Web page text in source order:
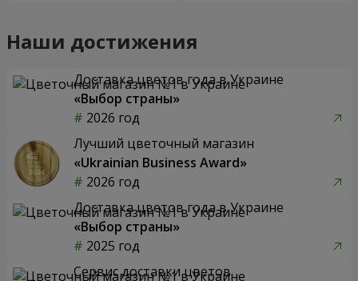
Наши достижения
Доставка цветов года в Украине
«Выбор страны»
2026 год
Лучший цветочный магазин
«Ukrainian Business Award»
2026 год
Доставка цветов года в Украине
«Выбор страны»
2025 год
Сервис доставки цветов